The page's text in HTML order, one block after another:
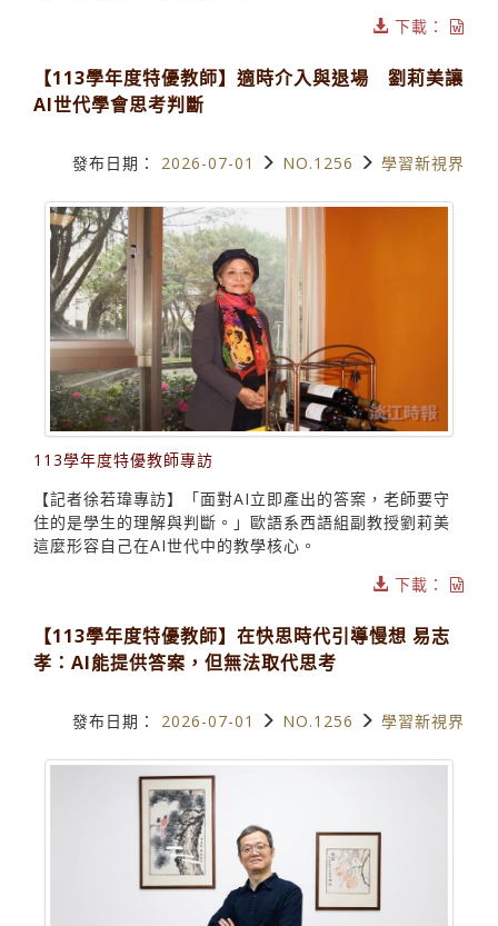
下載：
【113學年度特優教師】適時介入與退場 劉莉美讓
AI世代學會思考判斷
發布日期： 2026-07-01 NO.1256 學習新視界
113學年度特優教師專訪
【記者徐若瑋專訪】「面對AI立即產出的答案，老師要守
住的是學生的理解與判斷。」歐語系西語組副教授劉莉美
這麼形容自己在AI世代中的教學核心。
下載：
【113學年度特優教師】在快思時代引導慢想 易志
孝：AI能提供答案，但無法取代思考
發布日期： 2026-07-01 NO.1256 學習新視界